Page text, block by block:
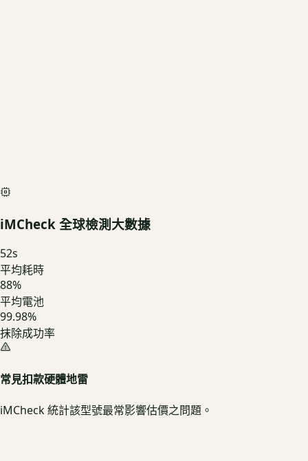
iMCheck 全球檢測大數據
52s
平均耗時
88%
平均電池
99.98%
抹除成功率
常見扣款硬體地雷
iMCheck 統計該型號最常影響估價之問題。